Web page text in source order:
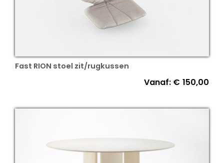
Fast RION stoel zit/rugkussen
Vanaf: € 150,00